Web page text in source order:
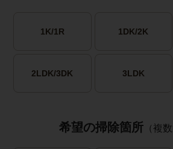
1K/1R 1DK/2K
2LDK/3DK 3LDK
希望の掃除箇所 （複